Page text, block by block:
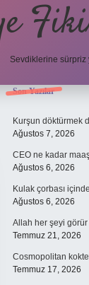
Sevdiklerine sürpriz
Son Yazılar
Kurşun döktürmek
Ağustos 7, 2026
CEO ne kadar
Ağustos 6, 2026
Kulak çorbası
Ağustos 6, 2026
Allah her şeyi
Temmuz 21, 2026
Cosmopolitan
Temmuz 17, 2026